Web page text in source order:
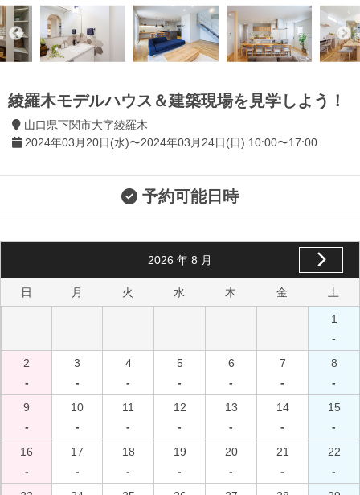
綾羅木モデルハウス＆建築現場を見学しよう！
山口県下関市大字綾羅木
2024年03月20日(水)〜2024年03月24日(日) 10:00〜17:00
予約可能日時
2026 年 8 月
日 月 火 水 木 金 土
1
-
2
-
3
-
4
-
5
-
6
-
7
-
8
-
9
-
10
-
11
-
12
-
13
-
14
-
15
-
16
-
17
-
18
-
19
-
20
-
21
-
22
-